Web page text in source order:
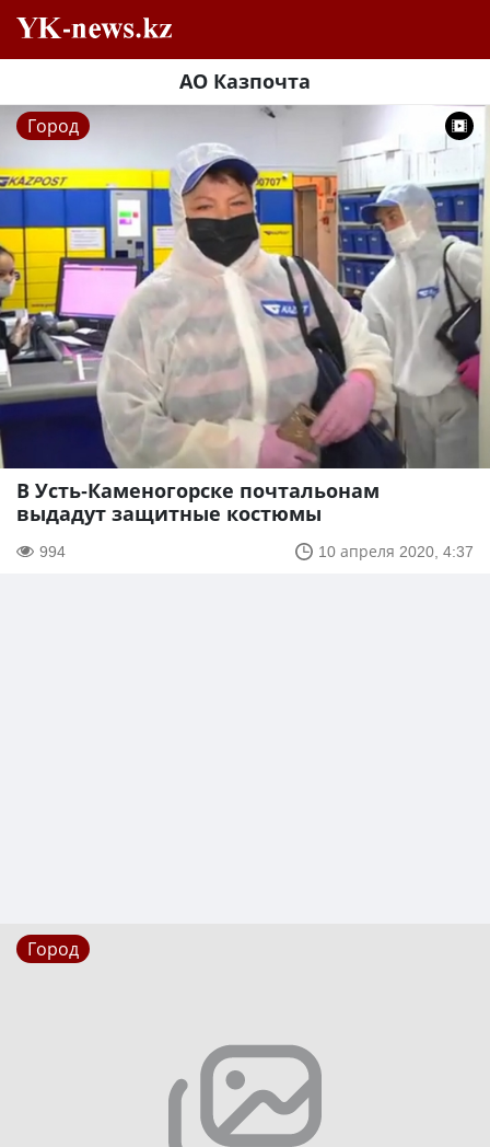
АО Казпочта
Город
В Усть-Каменогорске почтальонам
выдадут защитные костюмы
994 10 апреля 2020, 4:37
Город